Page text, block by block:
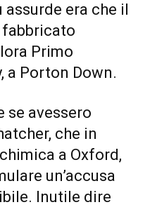
era che il
Primo
a Porton Down.
se avessero
che in
a Oxford,
un’accusa
Inutile dire